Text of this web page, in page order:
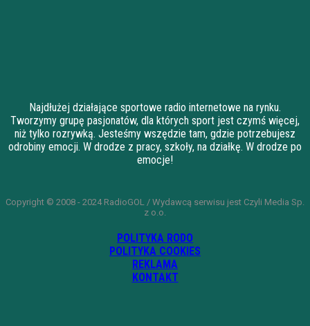
Najdłużej działające sportowe radio internetowe na rynku.
Tworzymy grupę pasjonatów, dla których sport jest czymś więcej,
niż tylko rozrywką. Jesteśmy wszędzie tam, gdzie potrzebujesz
odrobiny emocji. W drodze z pracy, szkoły, na działkę. W drodze po
emocje!
Copyright © 2008 - 2024 RadioGOL / Wydawcą serwisu jest Czyli Media Sp.
z o.o.
POLITYKA RODO
POLITYKA COOKIES
REKLAMA
KONTAKT